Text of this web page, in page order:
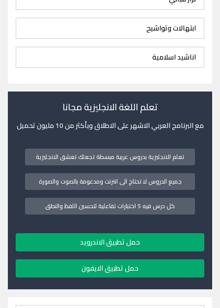
ابتهالات وتواشيح
اناشيد اسلامية
تعلم اللغة الانجليزية مجانا
مع البرنامج العربي الاشهر على الاطلاق وبأكثر من 10 مليون تحميل
تعلم الانجليزية بدروس عربية مبسطة تجعلك تعشق الانجليزية
جميع الدروس لا تحتاج الى انترنت ومدعومة بالصوت والصورة
كل درس فيه 5 اختبارات تفاعلية لتحسين اللفظ والنطق
حمل تطبيق الاندرويد
حمل تطبيق الايفون